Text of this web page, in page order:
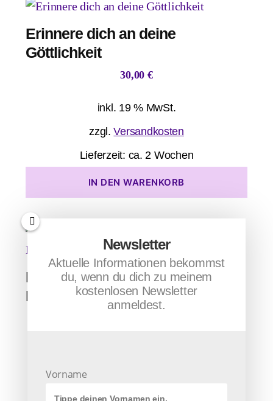
Erinnere dich an deine
Göttlichkeit
30,00 €
inkl. 19 % MwSt.
zzgl.Versandkosten
Lieferzeit: ca. 2 Wochen
IN DEN WARENKORB
Erzengel Michael – Fremde
Energien klären und reinigen
Lieferzeit:ca. 2 Wochen
Newsletter
Aktuelle Informationen bekommst
du, wenn du dich zu meinem
kostenlosen Newsletter
anmeldest.
Vorname